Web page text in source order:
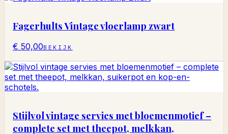
Fagerhults Vintage vloerlamp zwart
€ 50,00BEKIJK
Stijlvol vintage servies met bloemenmotief –
complete set met theepot, melkkan,